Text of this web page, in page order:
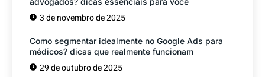
3 de novembro de 2025
Como segmentar idealmente no Google Ads para
médicos? dicas que realmente funcionam
29 de outubro de 2025